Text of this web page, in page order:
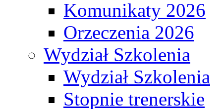
Komunikaty 2026
Orzeczenia 2026
Wydział Szkolenia
Wydział Szkolenia
Stopnie trenerskie